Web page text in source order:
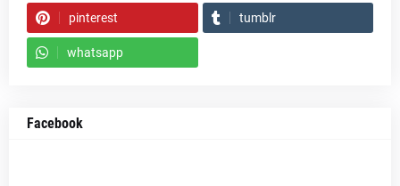
pinterest tumblr
whatsapp
Facebook